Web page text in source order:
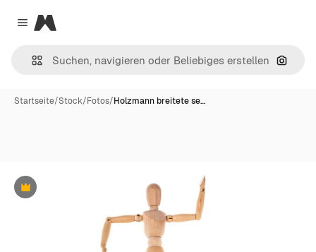
Close menu
Magnific
Nach
Startseite/Stock/Fotos/Holzmann breitete se…
Premium